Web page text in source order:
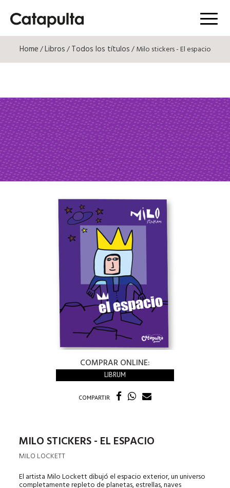
Menú
Home/Libros/Todos los títulos/ Milo stickers - El espacio
COMPRAR ONLINE:
LIBRUM
COMPARTIR
MILO STICKERS - EL ESPACIO
MILO LOCKETT
El artista Milo Lockett dibujó el espacio exterior, un universo
completamente repleto de planetas, estrellas, naves